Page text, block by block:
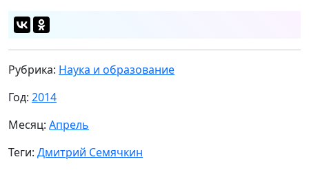
Рубрика: Наука и образование
Год: 2014
Месяц: Апрель
Теги: Дмитрий Семячкин